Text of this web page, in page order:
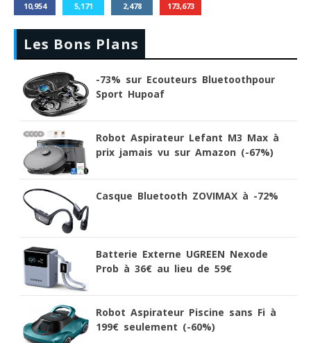
10,954 5,171 2,478 173,673
Les Bons Plans
-73% sur Ecouteurs Bluetoothpour
Sport Hupoaf
Robot Aspirateur Lefant M3 Max à
prix jamais vu sur Amazon (-67%)
Casque Bluetooth ZOVIMAX à -72%
Batterie Externe UGREEN Nexode
Prob à 36€ au lieu de 59€
Robot Aspirateur Piscine sans Fi à
199€ seulement (-60%)